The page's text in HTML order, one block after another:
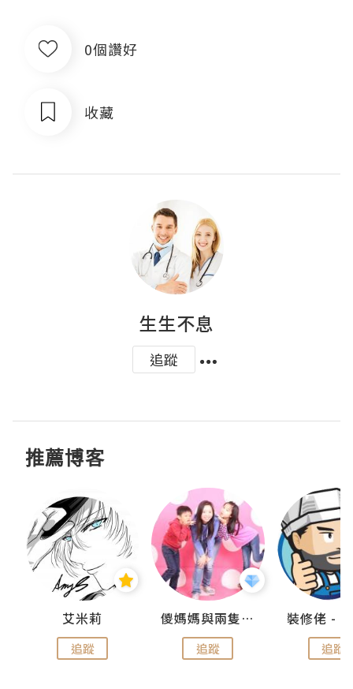
0個讚好
收藏
生生不息
追蹤
推薦博客
艾米莉
追蹤
儍媽媽與兩隻小魔怪之家
追蹤 追蹤